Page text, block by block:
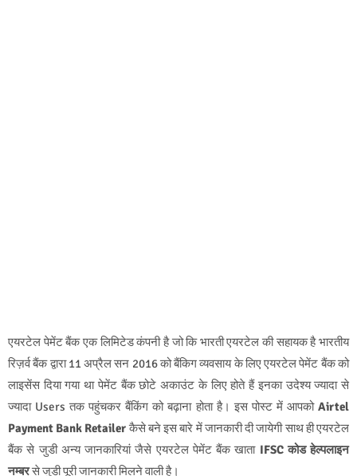
एयरटेल पेमेंट बैंक एक लिमिटेड कंपनी है जो कि भारती एयरटेल की सहायक है भारतीय
रिज़र्व बैंक द्वारा 11 अप्रैल सन 2016 को बैंकिग व्यवसाय के लिए एयरटेल पेमेंट बैंक को
लाइसेंस दिया गया था पेमेंट बैंक छोटे अकाउंट के लिए होते हैं इनका उदेश्य ज्यादा से
ज्यादा Users तक पहुंचकर बैंकिंग को बढ़ाना होता है। इस पोस्ट में आपको Airtel
Payment Bank Retailerकैसे बने इस बारे में जानकारी दी जायेगी साथ ही एयरटेल
बैंक से जुडी अन्य जानकारियां जैसे एयरटेल पेमेंट बैंक खाता IFSC कोड हेल्पलाइन
नम्बरसे जुडी पूरी जानकारी मिलने वाली है।